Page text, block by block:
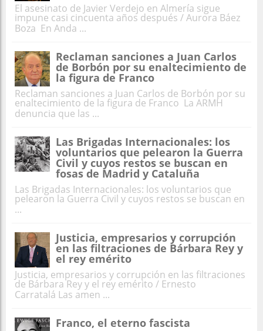
El asesinato de Javier Verdejo en Almería sigue
impune casi cincuenta años después / Aurora Báez
Boza En Anda ...
Reclaman sanciones a Juan Carlos
de Borbón por su enaltecimiento de
la figura de Franco
Reclaman sanciones a Juan Carlos de Borbón por su
enaltecimiento de la figura de Franco La ARMH
denuncia que las ...
Las Brigadas Internacionales: los
voluntarios que pelearon la Guerra
Civil y cuyos restos se buscan en
fosas de Madrid y Cataluña
Las Brigadas Internacionales: los voluntarios que
pelearon la Guerra Civil y cuyos restos se buscan en
...
Justicia, empresarios y corrupción
en las filtraciones de Bárbara Rey y
el rey emérito
Justicia, empresarios y corrupción en las filtraciones
de Bárbara Rey y el rey emérito / Ernesto
Carratalá Las amen ...
Franco, el eterno fascista